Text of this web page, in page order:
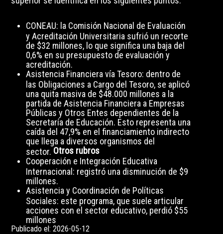
CONEAU: la Comisión Nacional de Evaluación
y Acreditación Universitaria sufrió un recorte
de $32 millones, lo que significa una baja del
0,6% en su presupuesto de evaluación y
acreditación.
Asistencia Financiera vía Tesoro: dentro de
las Obligaciones a Cargo del Tesoro, se aplicó
una quita masiva de $48.000 millones a la
partida de Asistencia Financiera a Empresas
Públicas y Otros Entes dependientes de la
Secretaría de Educación. Esto representa una
caída del 47,9% en el financiamiento indirecto
que llega a diversos organismos del
sector. Otros rubros
Cooperación e Integración Educativa
Internacional: registró una disminución de $9
millones.
Asistencia y Coordinación de Políticas
Sociales: este programa, que suele articular
acciones con el sector educativo, perdió $55
millones
Publicado el: 2026-05-12